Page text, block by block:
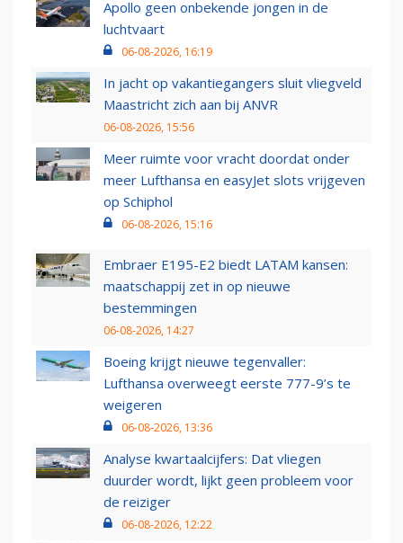
Apollo geen onbekende jongen in de
luchtvaart
06-08-2026, 16:19
In jacht op vakantiegangers sluit vliegveld
Maastricht zich aan bij ANVR
06-08-2026, 15:56
Meer ruimte voor vracht doordat onder
meer Lufthansa en easyJet slots vrijgeven
op Schiphol
06-08-2026, 15:16
Embraer E195-E2 biedt LATAM kansen:
maatschappij zet in op nieuwe
bestemmingen
06-08-2026, 14:27
Boeing krijgt nieuwe tegenvaller:
Lufthansa overweegt eerste 777-9’s te
weigeren
06-08-2026, 13:36
Analyse kwartaalcijfers: Dat vliegen
duurder wordt, lijkt geen probleem voor
de reiziger
06-08-2026, 12:22